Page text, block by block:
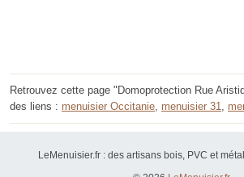
Retrouvez cette page "Domoprotection Rue
des liens : menuisier Occitanie, menuisier 31,
LeMenuisier.fr : des artisans bois, PVC et